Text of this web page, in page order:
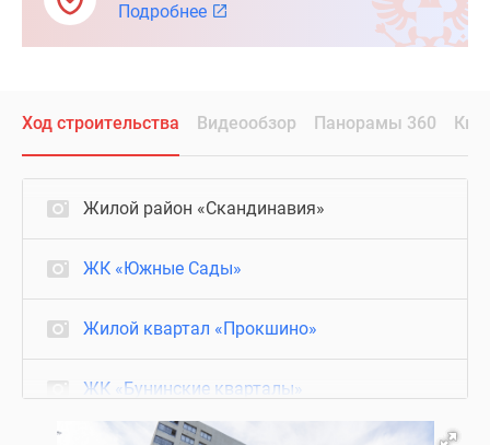
Подробнее
Ход строительства Видеообзор Панорамы 360
Жилой район «Скандинавия»
ЖК «Южные Сады»
Жилой квартал «Прокшино»
ЖК «Бунинские кварталы»